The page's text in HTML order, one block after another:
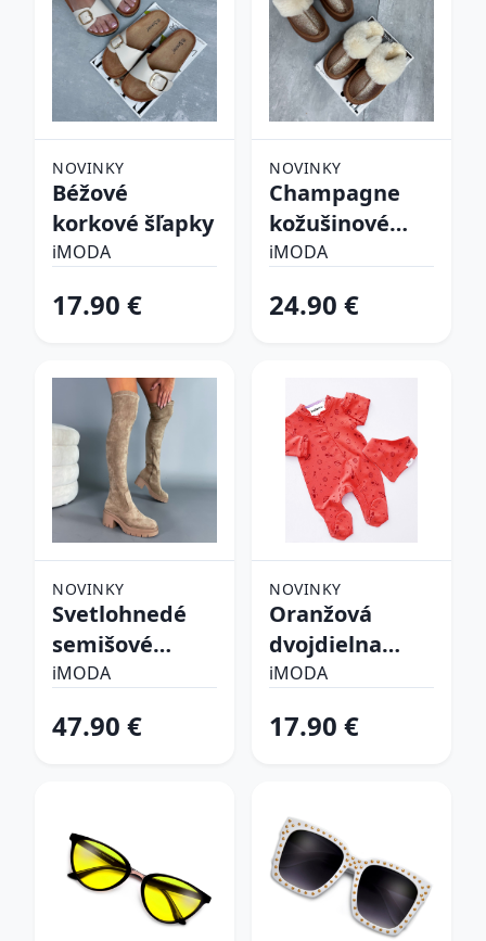
NOVINKY
Béžové
korkové šľapky
iMODA
17.90 €
NOVINKY
Champagne
kožušinové
šľapky
iMODA
24.90 €
NOVINKY
Svetlohnedé
semišové
vysoké čižmy
iMODA
47.90 €
NOVINKY
Oranžová
dvojdielna
bavlnená
iMODA
17.90 €